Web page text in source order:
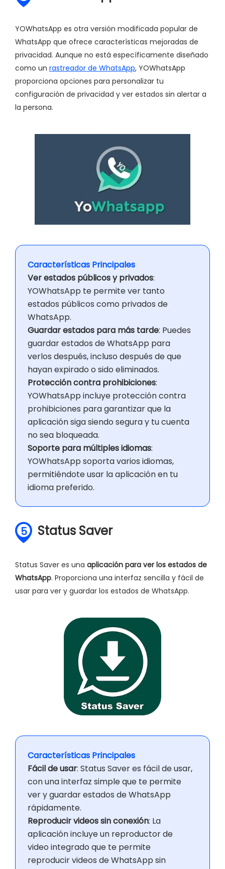
YOWhatsApp es otra versión modificada popular de
WhatsApp que ofrece características mejoradas de
privacidad. Aunque no está específicamente diseñado
como un rastreador de WhatsApp, YOWhatsApp
proporciona opciones para personalizar tu
configuración de privacidad y ver estados sin alertar a
la persona.
Características Principales
Ver estados públicos y privados:
YOWhatsApp te permite ver tanto
estados públicos como privados de
WhatsApp.
Guardar estados para más tarde: Puedes
guardar estados de WhatsApp para
verlos después, incluso después de que
hayan expirado o sido eliminados.
Protección contra prohibiciones:
YOWhatsApp incluye protección contra
prohibiciones para garantizar que la
aplicación siga siendo segura y tu cuenta
no sea bloqueada.
Soporte para múltiples idiomas:
YOWhatsApp soporta varios idiomas,
permitiéndote usar la aplicación en tu
idioma preferido.
5 Status Saver
Status Saver es una aplicación para ver los estados de
WhatsApp. Proporciona una interfaz sencilla y fácil de
usar para ver y guardar los estados de WhatsApp.
Características Principales
Fácil de usar: Status Saver es fácil de usar,
con una interfaz simple que te permite
ver y guardar estados de WhatsApp
rápidamente.
Reproducir videos sin conexión: La
aplicación incluye un reproductor de
video integrado que te permite
reproducir videos de WhatsApp sin